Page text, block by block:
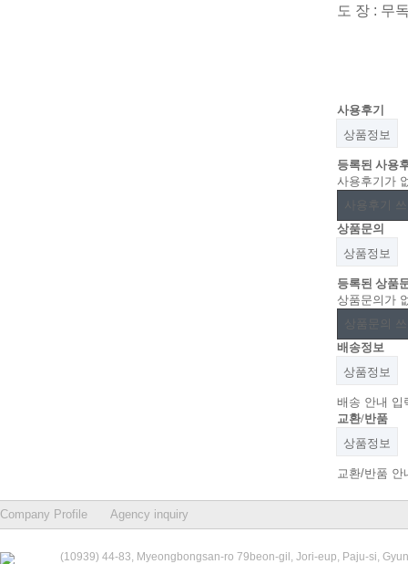
도 장 : 무
사용후기
상품정보
등록된 사용
사용후기가
사용후기
상품문의
상품정보
등록된 상품
상품문의가
상품문의
배송정보
상품정보
배송 안내 입
교환/반품
상품정보
교환/반품 안
Company Profile Agency inquiry
(10939) 44-83, Myeongbongsan-ro 79beon-gil, Jori-eup, Paju-si,